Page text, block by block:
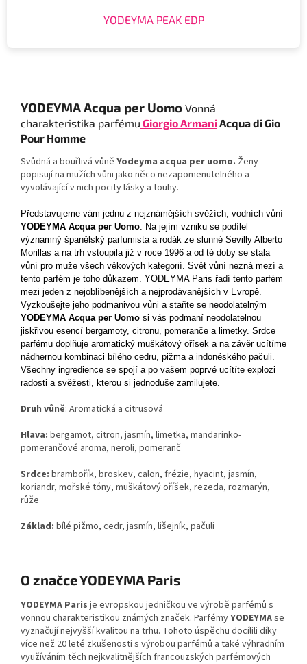
YODEYMA PEAK EDP
YODEYMA Acqua per Uomo Vonná
charakteristika parfému Giorgio ArmaniAcqua di Gio
Pour Homme
Svůdná a bouřlivá vůně Yodeyma acqua per uomo. Ženy
popisují na mužích vůni jako něco nezapomenutelného a
vyvolávající v nich pocity lásky a touhy.
Představujeme vám jednu z nejznámějších svěžích, vodních vůní
YODEYMA Acqua per Uomo. Na jejím vzniku se podílel
významný španělský parfumista a rodák ze slunné Sevilly Alberto
Morillas a na trh vstoupila již v roce 1996 a od té doby se stala
vůní pro muže všech věkových kategorií. Svět vůní nezná mezí a
tento parfém je toho důkazem. YODEYMA Paris řadí tento parfém
mezi jeden z nejoblíbenějších a nejprodávanějších v Evropě.
Vyzkoušejte jeho podmanivou vůni a staňte se neodolatelným
YODEYMA Acqua per Uomo si vás podmaní neodolatelnou
jiskřivou esencí bergamoty, citronu, pomeranče a limetky. Srdce
parfému doplňuje aromatický muškátový ořísek a na závěr ucítíme
nádhernou kombinaci bílého cedru, pižma a indonéského pačuli.
Všechny ingredience se spojí a po vašem poprvé ucítíte explozi
radosti a svěžesti, kterou si jednoduše zamilujete.
Druh vůně: Aromatická a citrusová
Hlava: bergamot, citron, jasmín, limetka, mandarinko-
pomerančové aroma, neroli, pomeranč
Srdce: brambořík, broskev, calon, frézie, hyacint, jasmín,
koriandr, mořské tóny, muškátový oříšek, rezeda, rozmarýn,
růže
Základ: bílé pižmo, cedr, jasmín, lišejník, pačuli
O značce YODEYMA Paris
YODEYMA Paris je evropskou jedničkou ve výrobě parfémů s
vonnou charakteristikou známých značek. ParfémyYODEYMAse
vyznačují nejvyšší kvalitou na trhu. Tohoto úspěchu docílili díky
více než 20 leté zkušenosti s výrobou parfémů a také výhradním
využíváním těch nejkvalitnějších francouzských parfémových